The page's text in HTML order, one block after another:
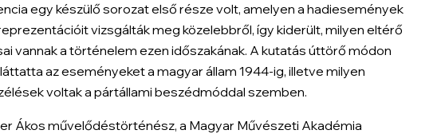
egy készülő sorozat első része volt, amelyen a hadiesemények
vizsgálták meg közelebbről, így kiderült, milyen eltérő
vannak a történelem ezen időszakának. A kutatás úttörő módon
az eseményeket a magyar állam 1944-ig, illetve milyen
voltak a pártállami beszédmóddal szemben.
Ákos művelődéstörténész, a Magyar Művészeti Akadémia